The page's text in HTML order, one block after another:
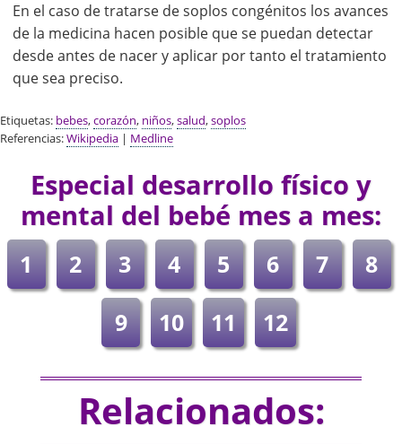
En el caso de tratarse de soplos congénitos los avances
de la medicina hacen posible que se puedan detectar
desde antes de nacer y aplicar por tanto el tratamiento
que sea preciso.
Etiquetas: bebes,corazón, niños,salud,soplos
Referencias:Wikipedia | Medline
Especial desarrollo físico y
mental del bebé mes a mes:
1 2 3 4 5 6 7
8
9
10 11 12
Relacionados: